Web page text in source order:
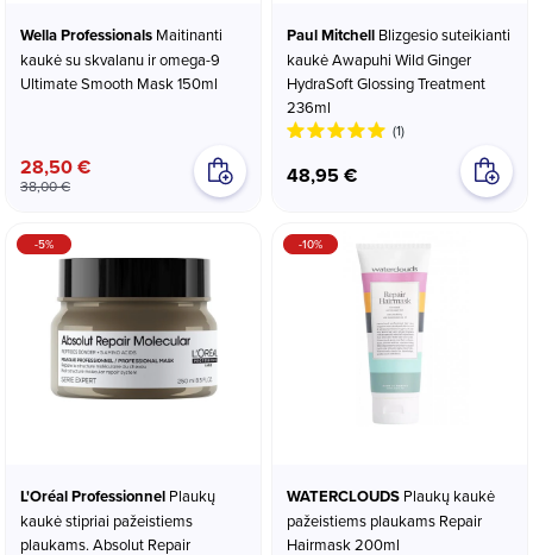
Wella Professionals
kaukė su skvalanu ir omega-9
Ultimate Smooth Mask 150ml
28,50 €
38,00 €
Paul Mitchell
kaukė Awapuhi Wild Ginger
HydraSoft Glossing Treatment
236ml
(1)
48,95 €
L'Oréal Professionnel
kaukė stipriai pažeistiems
plaukams. Absolut Repair
-5%
WATERCLOUDS
pažeistiems plaukams Repair
Hairmask 200ml
-10%